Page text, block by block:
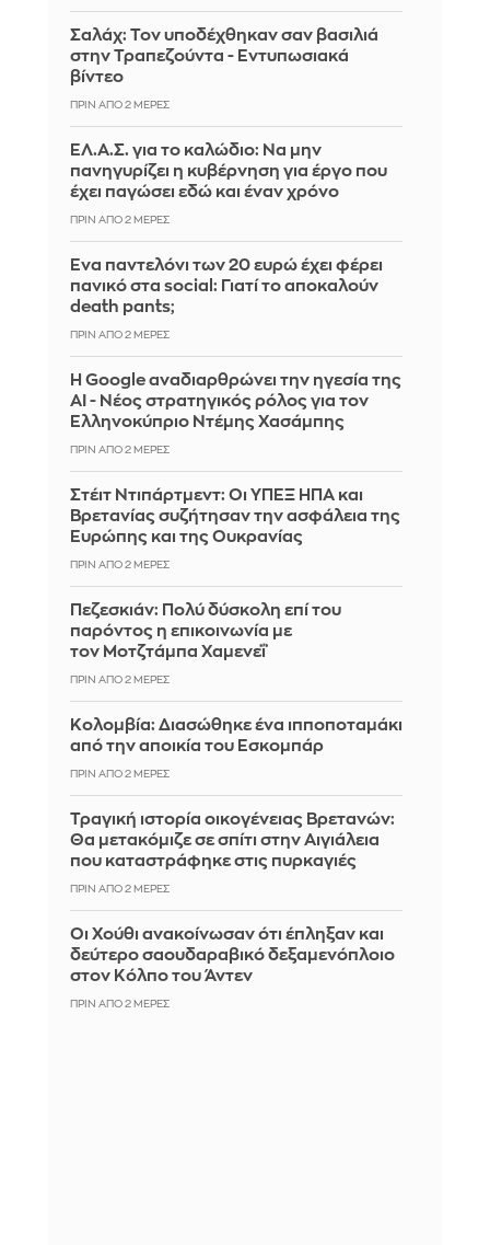
Σαλάχ: Τον υποδέχθηκαν σαν βασιλιά
στην Τραπεζούντα - Εντυπωσιακά
βίντεο
ΠΡΙΝ ΑΠΌ 2 ΜΈΡΕΣ
ΕΛ.Α.Σ. για το καλώδιο: Να μην
πανηγυρίζει η κυβέρνηση για έργο που
έχει παγώσει εδώ και έναν χρόνο
ΠΡΙΝ ΑΠΌ 2 ΜΈΡΕΣ
Ένα παντελόνι των 20 ευρώ έχει φέρει
πανικό στα social: Γιατί το αποκαλούν
death pants;
ΠΡΙΝ ΑΠΌ 2 ΜΈΡΕΣ
Η Google αναδιαρθρώνει την ηγεσία της
AI - Νέος στρατηγικός ρόλος για τον
Ελληνοκύπριο Ντέμης Χασάμπης
ΠΡΙΝ ΑΠΌ 2 ΜΈΡΕΣ
Στέιτ Ντιπάρτμεντ: Οι ΥΠΕΞ ΗΠΑ και
Βρετανίας συζήτησαν την ασφάλεια της
Ευρώπης και της Ουκρανίας
ΠΡΙΝ ΑΠΌ 2 ΜΈΡΕΣ
Πεζεσκιάν: Πολύ δύσκολη επί του
παρόντος η επικοινωνία με
τον Μοτζτάμπα Χαμενεΐ
ΠΡΙΝ ΑΠΌ 2 ΜΈΡΕΣ
Κολομβία: Διασώθηκε ένα ιπποποταμάκι
από την αποικία του Εσκομπάρ
ΠΡΙΝ ΑΠΌ 2 ΜΈΡΕΣ
Τραγική ιστορία οικογένειας Βρετανών:
Θα μετακόμιζε σε σπίτι στην Αιγιάλεια
που καταστράφηκε στις πυρκαγιές
ΠΡΙΝ ΑΠΌ 2 ΜΈΡΕΣ
Οι Χούθι ανακοίνωσαν ότι έπληξαν και
δεύτερο σαουδαραβικό δεξαμενόπλοιο
στον Κόλπο του Άντεν
ΠΡΙΝ ΑΠΌ 2 ΜΈΡΕΣ